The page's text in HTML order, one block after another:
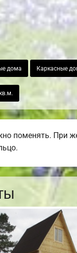
дома Каркасные
поменять. При